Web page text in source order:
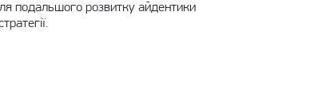
подальшого розвитку айдентики